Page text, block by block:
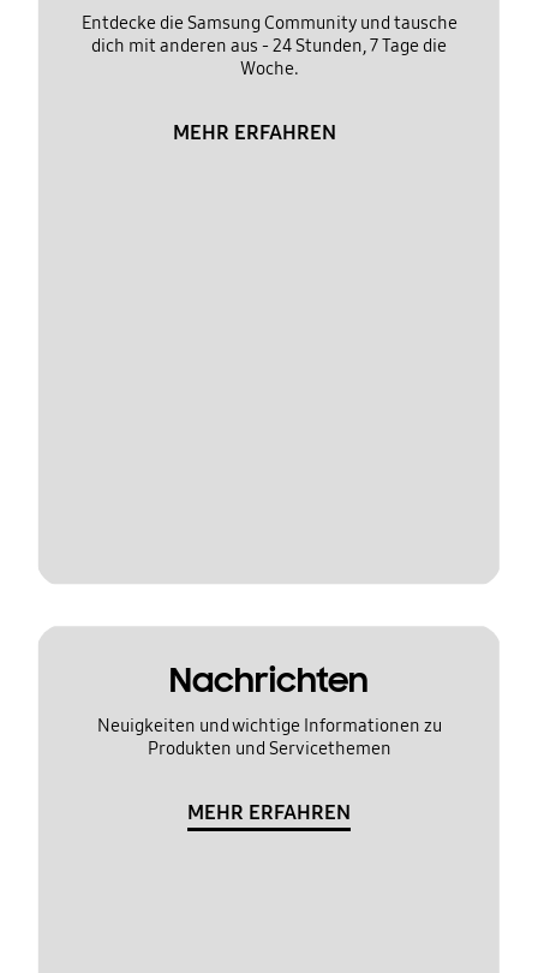
Entdecke die Samsung Community und tausche
dich mit anderen aus - 24 Stunden, 7 Tage die
Woche.
MEHR ERFAHREN
Nachrichten
Neuigkeiten und wichtige Informationen zu
Produkten und Servicethemen
MEHR ERFAHREN